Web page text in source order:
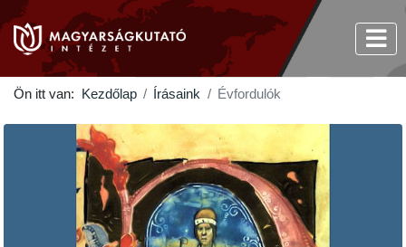
Ön itt van: Kezdőlap Írásaink Évfordulók